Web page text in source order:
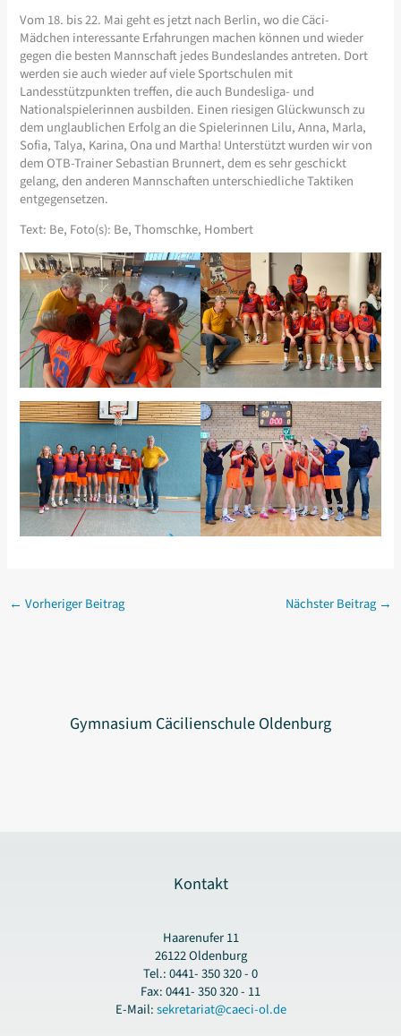
Vom 18. bis 22. Mai geht es jetzt nach Berlin, wo die Cäci-
Mädchen interessante Erfahrungen machen können und wieder
gegen die besten Mannschaft jedes Bundeslandes antreten. Dort
werden sie auch wieder auf viele Sportschulen mit
Landesstützpunkten treffen, die auch Bundesliga- und
Nationalspielerinnen ausbilden. Einen riesigen Glückwunsch zu
dem unglaublichen Erfolg an die Spielerinnen Lilu, Anna, Marla,
Sofia, Talya, Karina, Ona und Martha! Unterstützt wurden wir von
dem OTB-Trainer Sebastian Brunnert, dem es sehr geschickt
gelang, den anderen Mannschaften unterschiedliche Taktiken
entgegensetzen.
Text: Be, Foto(s): Be, Thomschke, Hombert
← Vorheriger Beitrag Nächster Beitrag →
Gymnasium Cäcilienschule Oldenburg
Kontakt
Haarenufer 11
26122 Oldenburg
Tel.: 0441- 350 320 - 0
Fax: 0441- 350 320 - 11
E-Mail:sekretariat@caeci-ol.de